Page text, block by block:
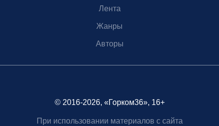
Лента
Жанры
Авторы
© 2016-2026, «Горком36», 16+
При использовании материалов с сайта